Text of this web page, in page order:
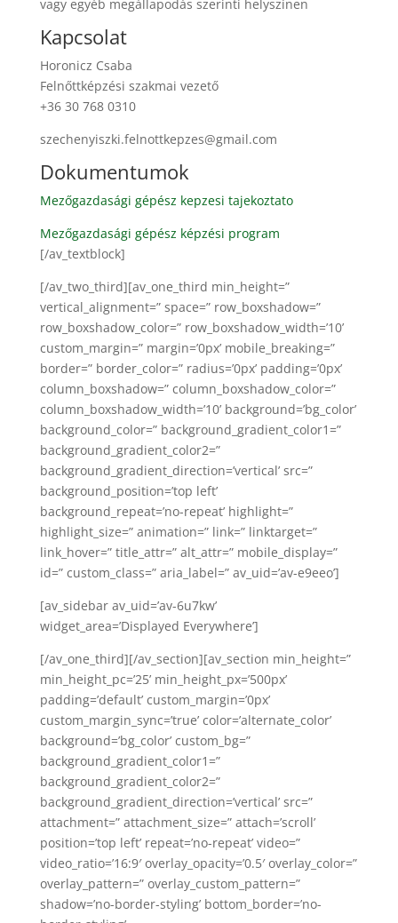
vagy egyéb megállapodás szerinti helyszínen
Kapcsolat
Horonicz Csaba
Felnőttképzési szakmai vezető
+36 30 768 0310
szechenyiszki.felnottkepzes@gmail.com
Dokumentumok
Mezőgazdasági gépész kepzesi tajekoztato
Mezőgazdasági gépész képzési program
[/av_textblock]
[/av_two_third][av_one_third min_height=”
vertical_alignment=” space=” row_boxshadow=”
row_boxshadow_color=” row_boxshadow_width=’10’
custom_margin=” margin=’0px’ mobile_breaking=”
border=” border_color=” radius=’0px’ padding=’0px’
column_boxshadow=” column_boxshadow_color=”
column_boxshadow_width=’10’ background=’bg_color’
background_color=” background_gradient_color1=”
background_gradient_color2=”
background_gradient_direction=’vertical’ src=”
background_position=’top left’
background_repeat=’no-repeat’ highlight=”
highlight_size=” animation=” link=” linktarget=”
link_hover=” title_attr=” alt_attr=” mobile_display=”
id=” custom_class=” aria_label=” av_uid=’av-e9eeo’]
[av_sidebar av_uid=’av-6u7kw’
widget_area=’Displayed Everywhere’]
[/av_one_third][/av_section][av_section min_height=”
min_height_pc=’25’ min_height_px=’500px’
padding=’default’ custom_margin=’0px’
custom_margin_sync=’true’ color=’alternate_color’
background=’bg_color’ custom_bg=”
background_gradient_color1=”
background_gradient_color2=”
background_gradient_direction=’vertical’ src=”
attachment=” attachment_size=” attach=’scroll’
position=’top left’ repeat=’no-repeat’ video=”
video_ratio=’16:9′ overlay_opacity=’0.5′ overlay_color=”
overlay_pattern=” overlay_custom_pattern=”
shadow=’no-border-styling’ bottom_border=’no-